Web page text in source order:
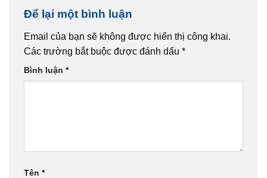
Để lại một bình luận
Email của bạn sẽ không được hiển thị công khai.
Các trường bắt buộc được đánh dấu *
Bình luận *
Tên *